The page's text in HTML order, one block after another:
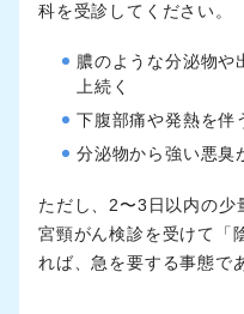
科を受診してください。
膿のような分泌物や
上続く
下腹部痛や発熱を伴
分泌物から強い悪臭
ただし、2〜3日以内の少
宮頸がん検診を受けて「
れば、急を要する事態で